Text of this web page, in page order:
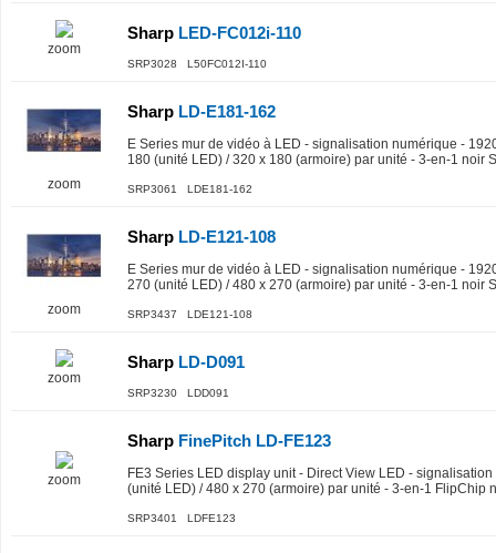
zoom
Sharp LED-FC012i-110
SRP3028 L50FC012I-110
zoom
Sharp LD-E181-162
E Series mur de vidéo à LED - signalisation numérique -
180 (unité LED) / 320 x 180 (armoire) par unité - 3-en-1 noir
SRP3061 LDE181-162
zoom
Sharp LD-E121-108
E Series mur de vidéo à LED - signalisation numérique -
270 (unité LED) / 480 x 270 (armoire) par unité - 3-en-1 noir
SRP3437 LDE121-108
zoom
Sharp LD-D091
SRP3230 LDD091
zoom
Sharp FinePitch LD-FE123
FE3 Series LED display unit - Direct View LED -
(unité LED) / 480 x 270 (armoire) par unité - 3-en-1 FlipChip
SRP3401 LDFE123